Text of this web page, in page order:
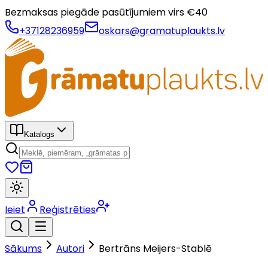
Bezmaksas piegāde pasūtījumiem virs €40
+37128236959
oskars@gramatuplaukts.lv
Katalogs
Ieiet Reģistrēties
Sākums Autori Bertrāns Meijers-Stablē